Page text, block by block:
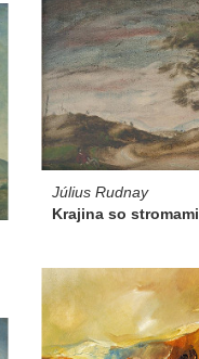
Július Rudnay
Krajina so stromami